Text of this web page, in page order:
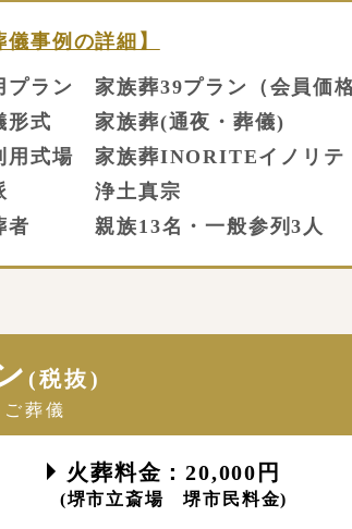
儀事例の詳細】
プラン 家族葬39プラン（会員価格
形式 家族葬(通夜・葬儀)
用式場 家族葬INORITEイノリ
浄土真宗
者 親族13名・一般参列3人
(税抜)
葬儀
火葬料金：20,000円
(堺市立斎場 堺市民料金)